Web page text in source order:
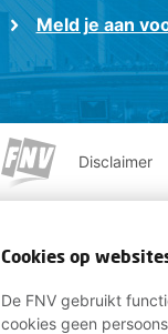
Meld je aan
Disclaimer
Cookies op
De FNV gebruikt
cookies geen